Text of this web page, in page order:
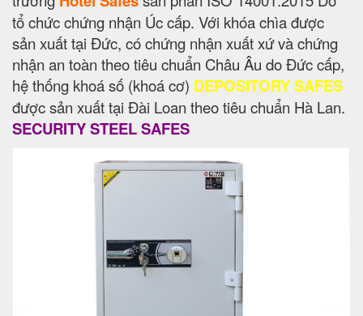
tổ chức chứng nhận Úc cấp. Với khóa chìa được
sản xuất tại Đức, có chứng nhận xuất xứ và chứng
nhận an toàn theo tiêu chuẩn Châu Âu do Đức cấp,
hệ thống khoá số (khoá cơ) DEPOSITORY SAFES
được sản xuất tại Đài Loan theo tiêu chuẩn Hà Lan.
SECURITY STEEL SAFES